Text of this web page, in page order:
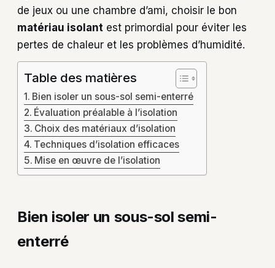
de jeux ou une chambre d’ami, choisir le bon
matériau isolant est primordial pour éviter les
pertes de chaleur et les problèmes d’humidité.
Table des matières
Bien isoler un sous-sol semi-enterré
Évaluation préalable à l’isolation
Choix des matériaux d’isolation
Techniques d’isolation efficaces
Mise en œuvre de l’isolation
Bien isoler un sous-sol semi-
enterré